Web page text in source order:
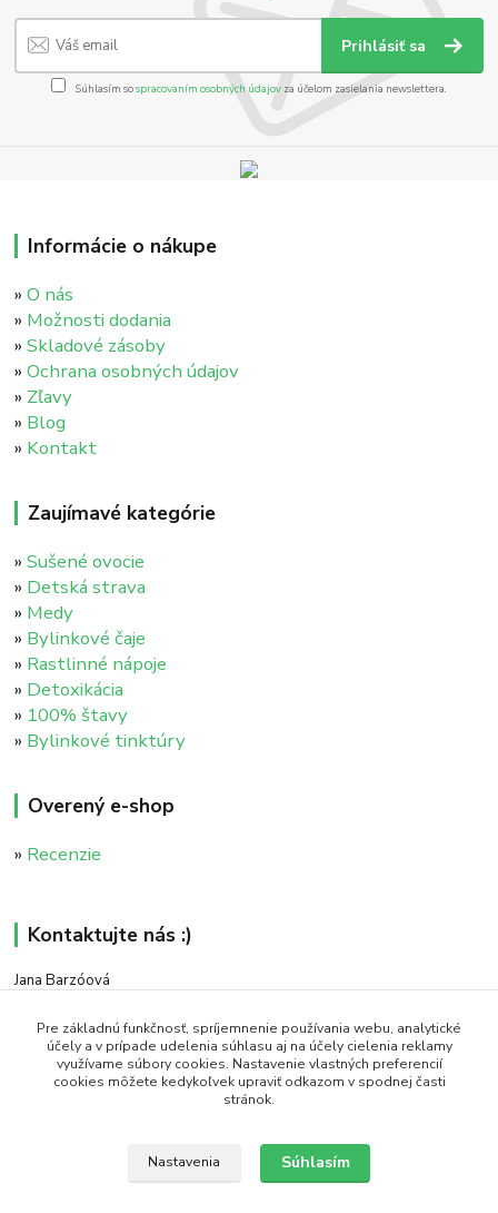
Prihlásiť sa
Súhlasím sospracovaním osobných údajov za účelom zasielania newslettera.
Informácie o nákupe
»O nás
» Možnosti dodania
»Skladové zásoby
»Ochrana osobných údajov
» Zľavy
» Blog
» Kontakt
Zaujímavé kategórie
»Sušené ovocie
» Detská strava
» Medy
» Bylinkové čaje
» Rastlinné nápoje
» Detoxikácia
» 100% štavy
» Bylinkové tinktúry
Overený e-shop
» Recenzie
Kontaktujte nás :)
Jana Barzóová
(PO - PIA, 8:00 - 18:00)
objednavky@naturaj.sk
Pre základnú funkčnosť, spríjemnenie používania webu, analytické
účely a v prípade udelenia súhlasu aj na účely cielenia reklamy
využívame súbory cookies. Nastavenie vlastných preferencií
cookies môžete kedykoľvek upraviť odkazom v spodnej časti
stránok.
Nastavenia Súhlasím